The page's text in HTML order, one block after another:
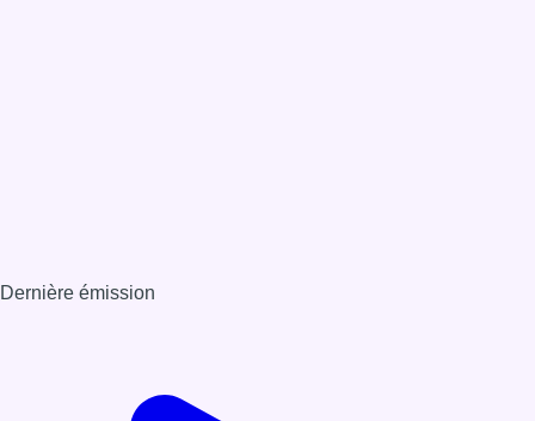
Dernière émission